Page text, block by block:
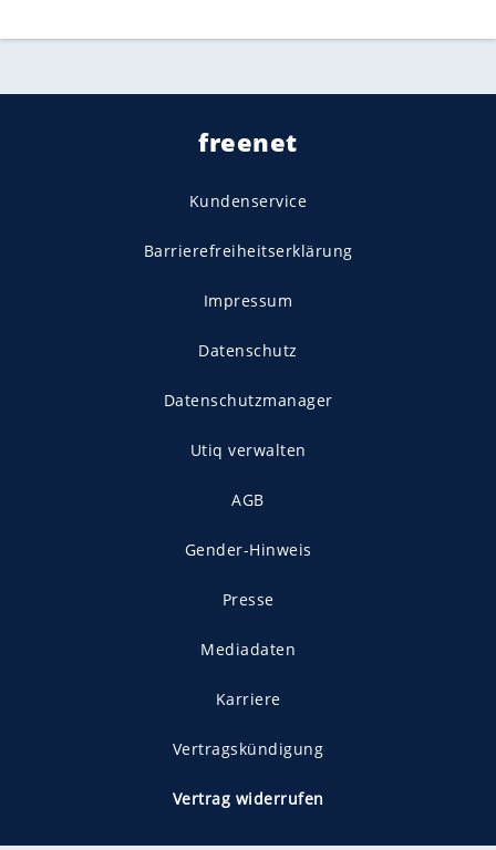
freenet
Kundenservice
Barrierefreiheitserklärung
Impressum
Datenschutz
Datenschutzmanager
Utiq verwalten
AGB
Gender-Hinweis
Presse
Mediadaten
Karriere
Vertragskündigung
Vertrag widerrufen